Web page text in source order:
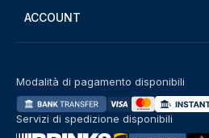
ACCOUNT
Modalità di pagamento disponibili
Servizi di spedizione disponibili